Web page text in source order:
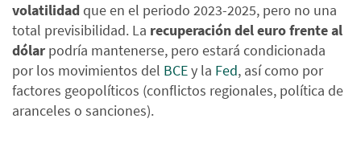
volatilidadque en el periodo 2023-2025, pero no una
total previsibilidad. La recuperación del euro frente al
dólar podría mantenerse, pero estará condicionada
por los movimientos del BCEy la Fed, así como por
factores geopolíticos (conflictos regionales, política de
aranceles o sanciones).